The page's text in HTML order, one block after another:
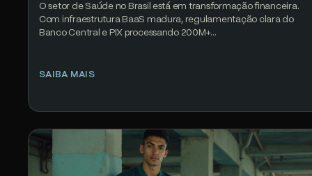
O setor de Saúde no Brasil está em transformação financeira.
Com infraestrutura BaaS madura, regulamentação clara do
Banco Central e PIX processando 200M+…
SAIBA MAIS